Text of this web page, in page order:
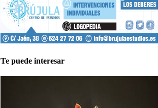
Te puede interesar